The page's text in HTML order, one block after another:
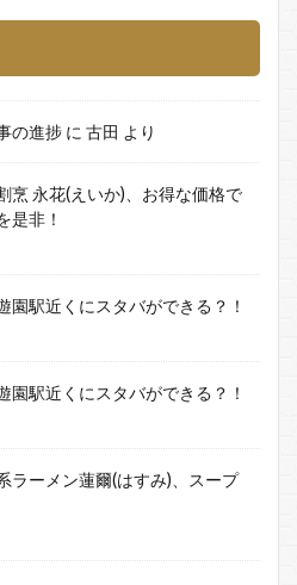
の進捗 に 古田 より
烹 永花(えいか)、お得な価格で
是非！
園駅近くにスタバができる？！
園駅近くにスタバができる？！
ラーメン蓮爾(はすみ)、スープ